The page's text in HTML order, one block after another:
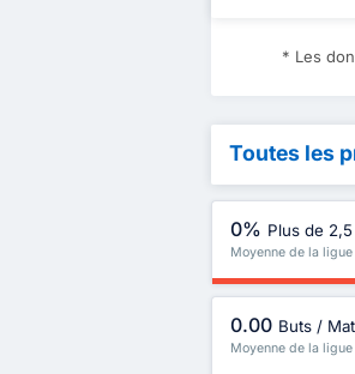
* Les
Toutes les
0% Plus de 2,5
Moyenne de la
0.00 Buts /
Moyenne de la